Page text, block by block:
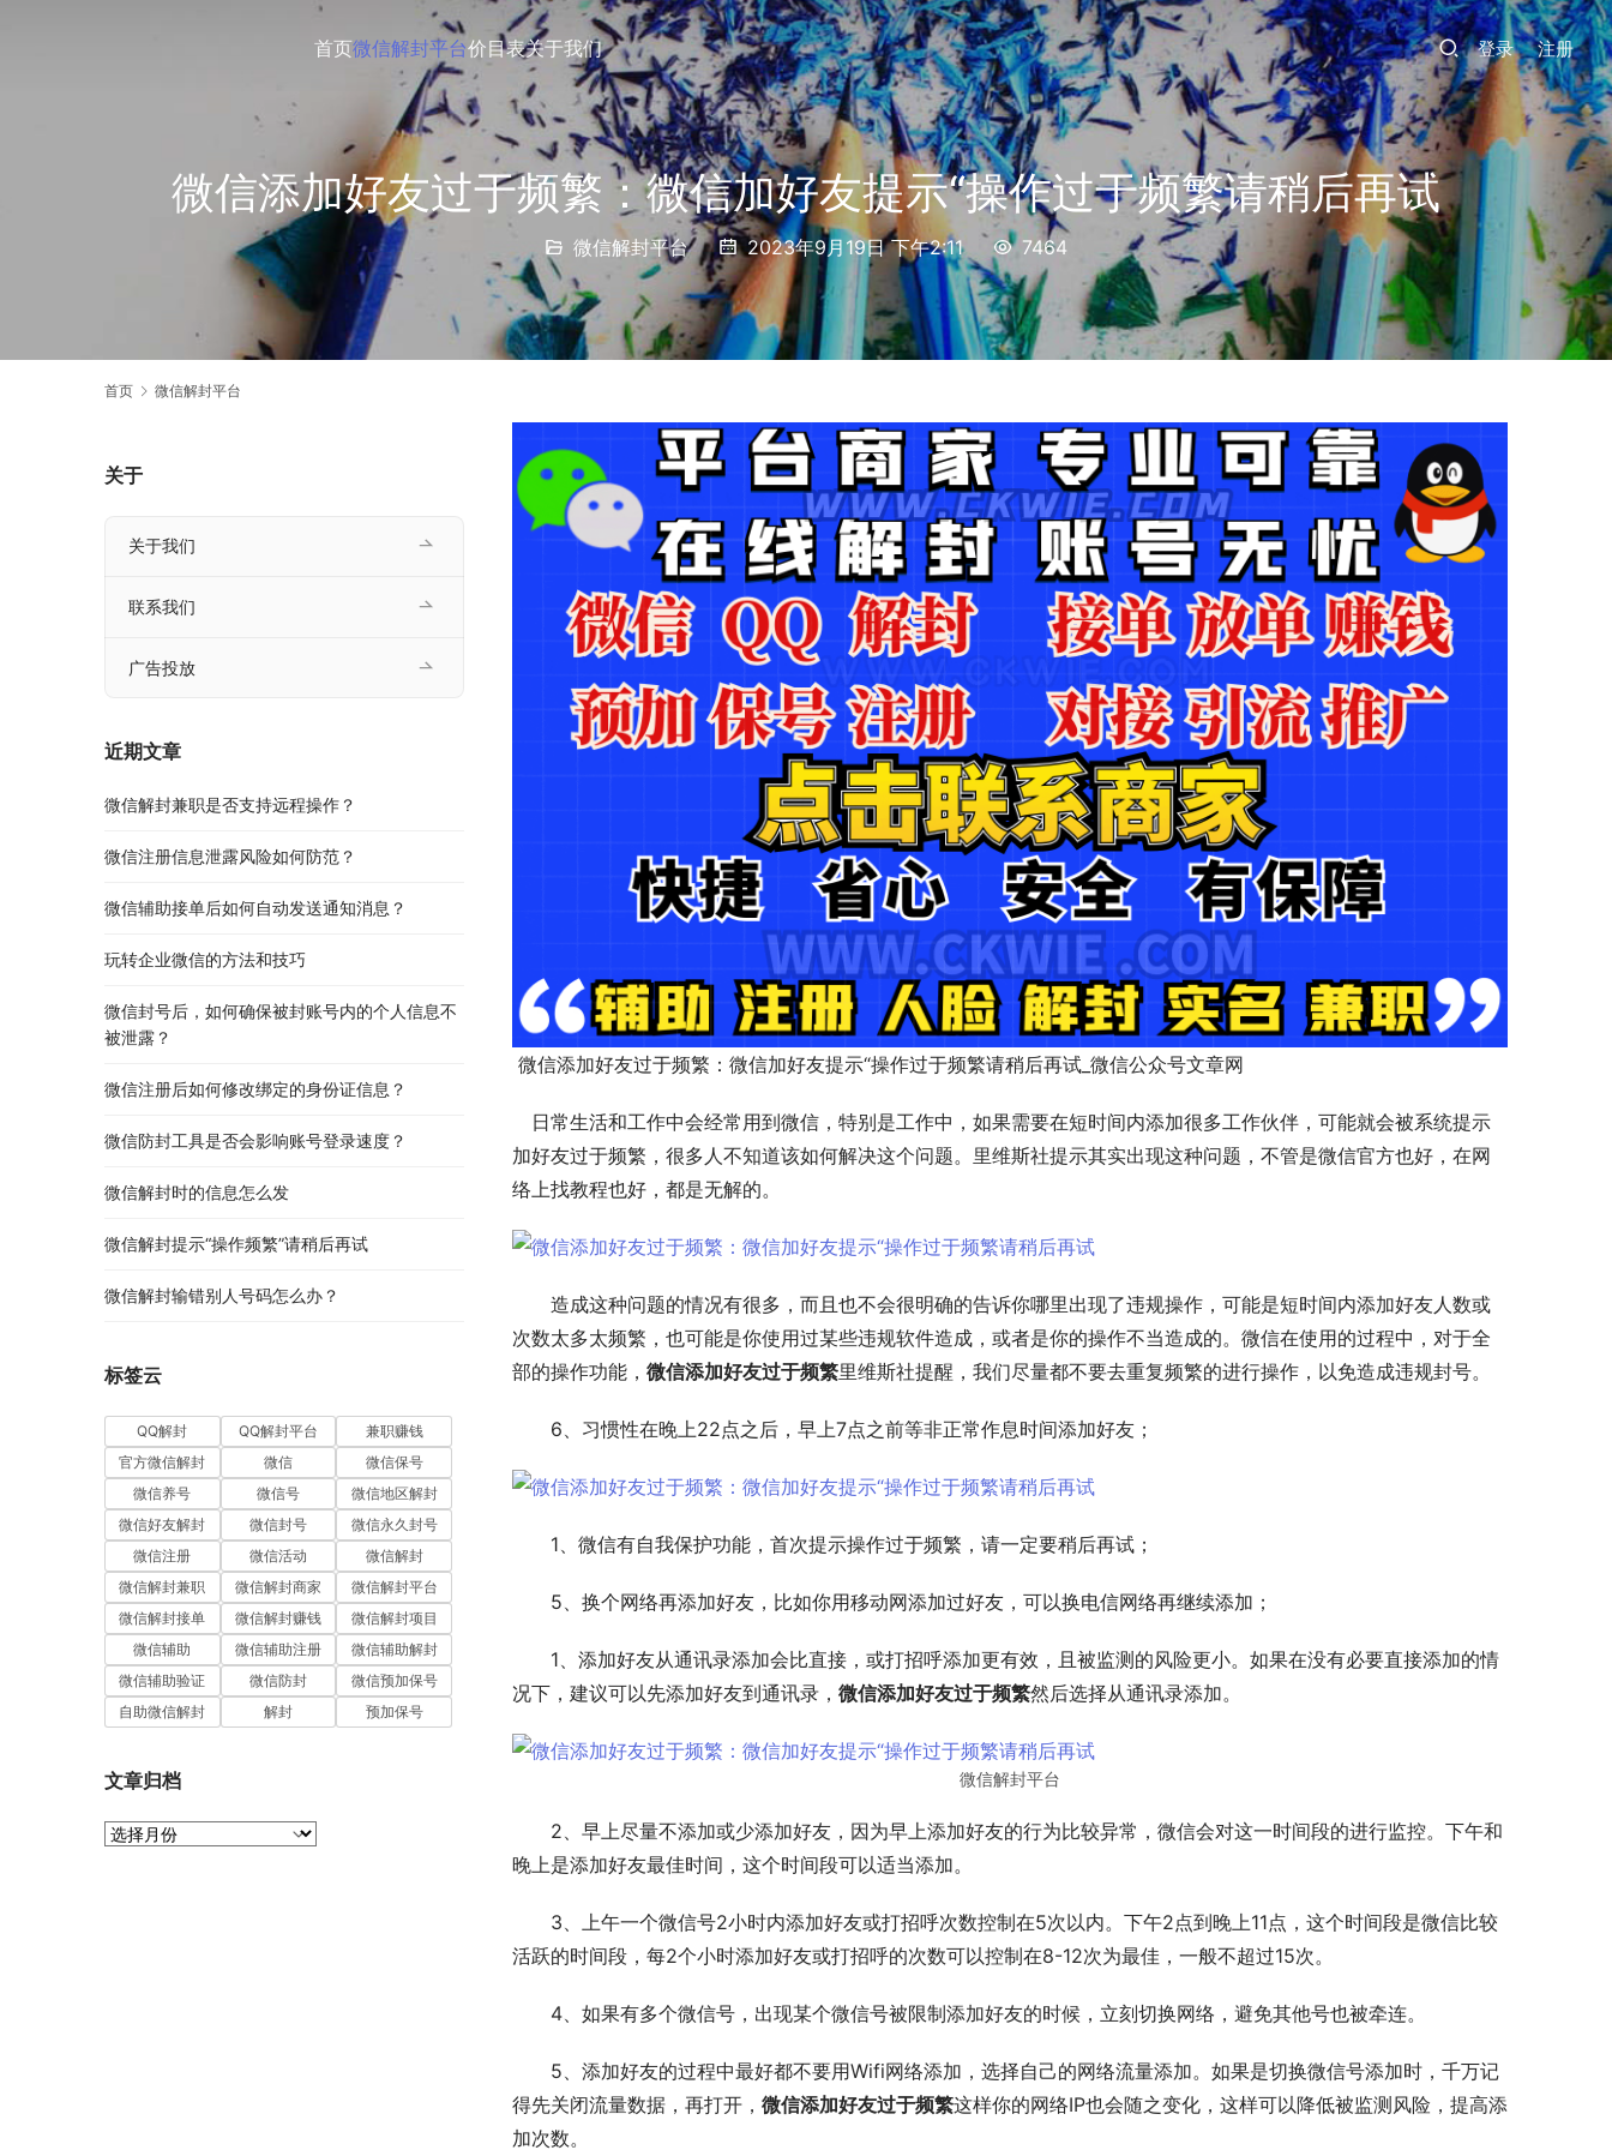
首页微信解封平台价目表关于我们 登录 注册
微信添加好友过于频繁：微信加好友提示“操作过于频繁请稍后再试
微信解封平台 2023年9月19日 下午2:11 7464
首页 微信解封平台
日常生活和工作中会经常用到微信，特别是工作中，如果需要在短时间内添加很多工作伙伴，可能就会被系统提示
加好友过于频繁，很多人不知道该如何解决这个问题。里维斯社提示其实出现这种问题，不管是微信官方也好，在网
络上找教程也好，都是无解的。
造成这种问题的情况有很多，而且也不会很明确的告诉你哪里出现了违规操作，可能是短时间内添加好友人数或
次数太多太频繁，也可能是你使用过某些违规软件造成，或者是你的操作不当造成的。微信在使用的过程中，对于全
部的操作功能， 微信添加好友过于频繁里维斯社提醒，我们尽量都不要去重复频繁的进行操作，以免造成违规封号。
6、习惯性在晚上22点之后，早上7点之前等非正常作息时间添加好友；
1、微信有自我保护功能，首次提示操作过于频繁，请一定要稍后再试；
5、换个网络再添加好友，比如你用移动网添加过好友，可以换电信网络再继续添加；
1、添加好友从通讯录添加会比直接，或打招呼添加更有效，且被监测的风险更小。如果在没有必要直接添加的情
况下，建议可以先添加好友到通讯录， 微信添加好友过于频繁然后选择从通讯录添加。
微信解封平台
2、早上尽量不添加或少添加好友，因为早上添加好友的行为比较异常，微信会对这一时间段的进行监控。下午和
晚上是添加好友最佳时间，这个时间段可以适当添加。
3、上午一个微信号2小时内添加好友或打招呼次数控制在5次以内。下午2点到晚上11点，这个时间段是微信比较
活跃的时间段，每2个小时添加好友或打招呼的次数可以控制在8-12次为最佳，一般不超过15次。
4、如果有多个微信号，出现某个微信号被限制添加好友的时候，立刻切换网络，避免其他号也被牵连。
5、添加好友的过程中最好都不要用Wifi网络添加，选择自己的网络流量添加。如果是切换微信号添加时，千万记
得先关闭流量数据，再打开， 微信添加好友过于频繁这样你的网络IP也会随之变化，这样可以降低被监测风险，提高添
加次数。
关于
关于我们
联系我们
广告投放
近期文章
微信解封兼职是否支持远程操作？
微信注册信息泄露风险如何防范？
微信辅助接单后如何自动发送通知消息？
玩转企业微信的方法和技巧
微信封号后，如何确保被封账号内的个人信息不
被泄露？
微信注册后如何修改绑定的身份证信息？
微信防封工具是否会影响账号登录速度？
微信解封时的信息怎么发
微信解封提示“操作频繁”请稍后再试
微信解封输错别人号码怎么办？
标签云
QQ解封 QQ解封平台
兼职赚钱
官方微信解封
微信
微信保号
微信养号
微信号
微信地区解封
微信好友解封
微信封号
微信永久封号
微信注册
微信活动
微信解封
微信解封兼职
微信解封商家
微信解封平台
微信解封接单
微信解封赚钱
微信解封项目
微信辅助
微信辅助注册
微信辅助解封
微信辅助验证
微信防封
微信预加保号
自助微信解封
解封 预加保号
文章归档
文